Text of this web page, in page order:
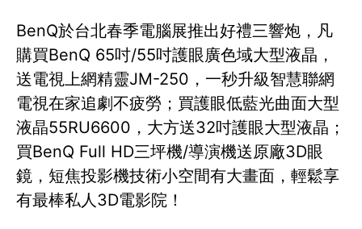
BenQ於台北春季電腦展推出好禮三響炮，凡
購買BenQ 65吋/55吋護眼廣色域大型液晶，
送電視上網精靈JM-250，一秒升級智慧聯網
電視在家追劇不疲勞；買護眼低藍光曲面大型
液晶55RU6600，大方送32吋護眼大型液晶；
買BenQ Full HD三坪機/導演機送原廠3D眼
鏡，短焦投影機技術小空間有大畫面，輕鬆享
有最棒私人3D電影院！